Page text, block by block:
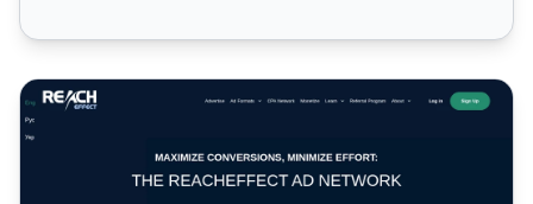
Programa de Afiliados de Reacheffect